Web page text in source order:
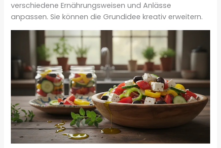
verschiedene Ernährungsweisen und Anlässe
anpassen. Sie können die Grundidee kreativ erweitern.